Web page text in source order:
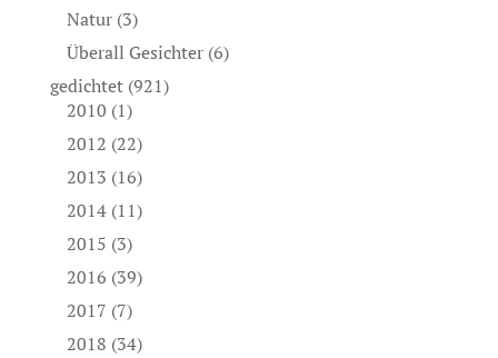
Natur(3)
Überall Gesichter(6)
gedichtet(921)
2010 (1)
2012 (22)
2013 (16)
2014(11)
2015 (3)
2016 (39)
2017 (7)
2018 (34)